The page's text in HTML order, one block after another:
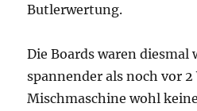
Butlerwertung.
Die Boards waren diesmal
spannender als noch vor 2
Mischmaschine wohl